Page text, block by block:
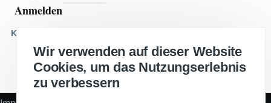
Benutzermenü
Anmelden
Kommentieren Sie auf
Wir verwenden auf dieser Website
Cookies, um das Nutzungserlebnis
zu verbessern